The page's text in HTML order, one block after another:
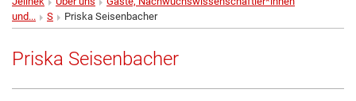
und...
S Priska Seisenbacher
Priska Seisenbacher